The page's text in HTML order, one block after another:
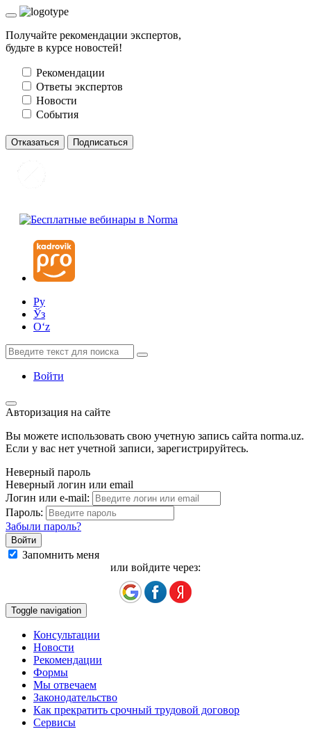
Получайте рекомендации экспертов,
будьте в курсе новостей!
Рекомендации
Ответы экспертов
Новости
События
Отказаться Подписаться
Ру
Ўз
Oʻz
Войти
Авторизация на сайте
Вы можете использовать свою учетную запись сайта norma.uz.
Если у вас нет учетной записи, зарегистрируйтесь.
Неверный пароль
Неверный логин или email
Логин или e-mail:
Пароль:
Забыли пароль?
Запомнить меня
или войдите через:
Toggle navigation
Консультации
Новости
Рекомендации
Формы
Мы отвечаем
Законодательство
Как прекратить срочный трудовой договор
Сервисы